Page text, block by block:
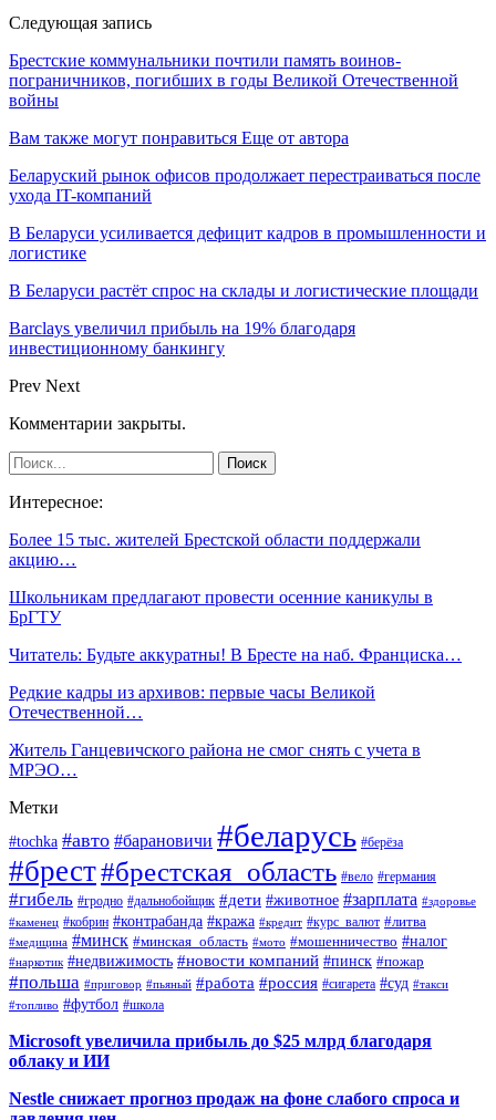
Следующая запись
Брестские коммунальники почтили память воинов-
пограничников, погибших в годы Великой Отечественной
войны
Вам также могут понравиться Еще от автора
Беларуский рынок офисов продолжает перестраиваться после
ухода IT-компаний
В Беларуси усиливается дефицит кадров в промышленности и
логистике
В Беларуси растёт спрос на склады и логистические площади
Barclays увеличил прибыль на 19% благодаря
инвестиционному банкингу
Prev Next
Комментарии закрыты.
Интересное:
Более 15 тыс. жителей Брестской области поддержали
акцию…
Школьникам предлагают провести осенние каникулы в
БрГТУ
Читатель: Будьте аккуратны! В Бресте на наб. Франциска…
Редкие кадры из архивов: первые часы Великой
Отечественной…
Житель Ганцевичского района не смог снять с учета в
МРЭО…
Метки
#tochka #авто #барановичи #беларусь #берёза
#брест#брестская_область #вело #германия
#гибель #гродно #дальнобойщик #дети #животное #зарплата #здоровье
#каменец #кобрин #контрабанда #кража #кредит #курс_валют #литва
#медицина #минск #минская_область #мото #мошенничество #налог
#наркотик #недвижимость #новости компаний #пинск #пожар
#польша #приговор #пьяный #работа #россия #сигарета #суд #такси
#топливо #футбол #школа
Microsoft увеличила прибыль до $25 млрд благодаря
облаку и ИИ
Nestle снижает прогноз продаж на фоне слабого спроса и